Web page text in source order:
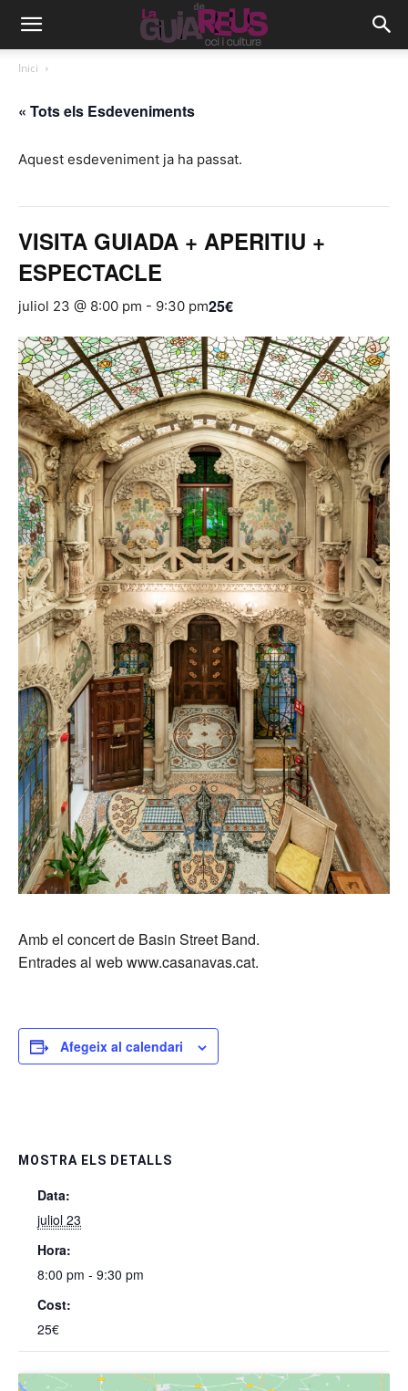
Inici
« Tots els Esdeveniments
Aquest esdeveniment ja ha passat.
VISITA GUIADA + APERITIU +
ESPECTACLE
juliol 23 @ 8:00 pm - 9:30 pm25€
Amb el concert de Basin Street Band.
Entrades al web www.casanavas.cat.
Afegeix al calendari
MOSTRA ELS DETALLS
Data:
juliol 23
Hora:
8:00 pm - 9:30 pm
Cost:
25€